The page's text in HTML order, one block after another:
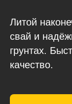
Литой
свай и
грунтах.
качество.